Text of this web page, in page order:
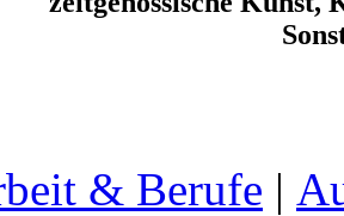
& Berufe |